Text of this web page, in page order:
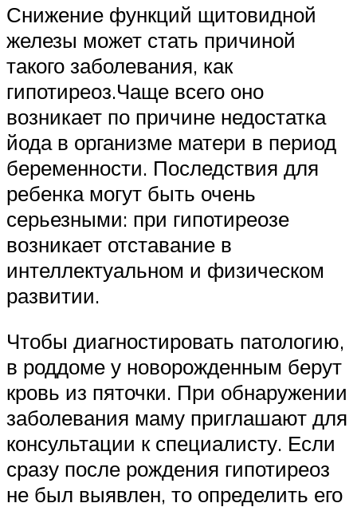
Снижение функций щитовидной
железы может стать причиной
такого заболевания, как
гипотиреоз.Чаще всего оно
возникает по причине недостатка
йода в организме матери в период
беременности. Последствия для
ребенка могут быть очень
серьезными: при гипотиреозе
возникает отставание в
интеллектуальном и физическом
развитии.
Чтобы диагностировать патологию,
в роддоме у новорожденным берут
кровь из пяточки. При обнаружении
заболевания маму приглашают для
консультации к специалисту. Если
сразу после рождения гипотиреоз
не был выявлен, то определить его